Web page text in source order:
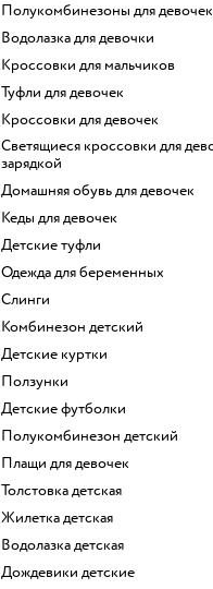
Полукомбинезоны для девочек
Водолазка для девочки
Кроссовки для мальчиков
Туфли для девочек
Кроссовки для девочек
Светящиеся кроссовки для девочек с
зарядкой
Домашняя обувь для девочек
Кеды для девочек
Детские туфли
Одежда для беременных
Слинги
Комбинезон детский
Детские куртки
Ползунки
Детские футболки
Полукомбинезон детский
Плащи для девочек
Толстовка детская
Жилетка детская
Водолазка детская
Дождевики детские